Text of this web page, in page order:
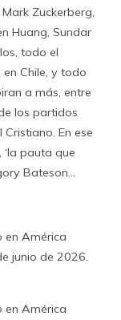
Zuckerberg,
Huang, Sundar
todo el
Chile, y todo
a más, entre
los partidos
En ese
pauta que
Bateson…
en América
junio de 2026.
en América